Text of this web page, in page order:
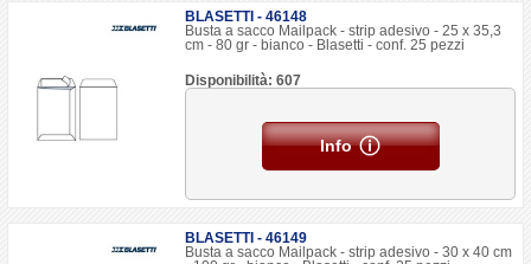
BLASETTI - 46148
Busta a sacco Mailpack - strip adesivo - 25 x 35,3
cm - 80 gr - bianco - Blasetti - conf. 25 pezzi
Disponibilità: 607
Info
BLASETTI - 46149
Busta a sacco Mailpack - strip adesivo - 30 x 40 cm